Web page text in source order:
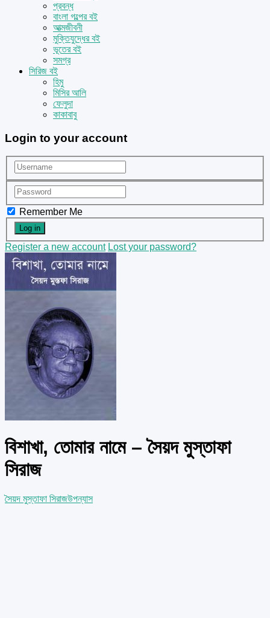
প্রবন্ধ
বাংলা গল্পের বই
আত্মজীবনী
মুক্তিযুদ্ধের বই
ভূতের বই
সমগ্র
সিরিজ বই
হিমু
মিসির আলি
ফেলুদা
কাকাবাবু
Login to your account
Remember Me
Register a new account Lost your password?
বিশাখা, তোমার নামে – সৈয়দ মুস্তাফা
সিরাজ
সৈয়দ মুস্তাফা সিরাজউপন্যাস